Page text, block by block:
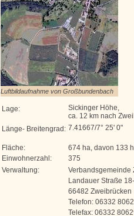
Luftbildaufnahme von Großbundenbach
Lage:
Sickinger Höhe,
ca. 12 km nach
Länge- Breitengrad: 7.41667/7° 25' 0"
Fläche:
674 ha, davon 133
Einwohnerzahl:
375
Verwaltung:
Verbandsgemeinde
Landauer Straße
66482 Zweibrücken
Telefon: 06332
Telefax: 06332